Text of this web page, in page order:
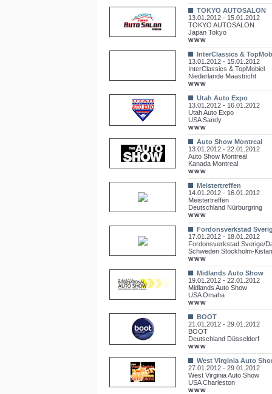
TOKYO AUTOSALON
13.01.2012 - 15.01.2012
TOKYO AUTOSALON
Japan Tokyo
www
InterClassics &
13.01.2012 - 15.01.2012
InterClassics & TopMobiel
Niederlande Maastricht
www
Utah Auto Expo
13.01.2012 - 16.01.2012
Utah Auto Expo
USA Sandy
www
Auto Show Montreal
13.01.2012 - 22.01.2012
Auto Show Montreal
Kanada Montreal
www
Meistertreffen
14.01.2012 - 16.01.2012
Meistertreffen
Deutschland Nürburgring
www
Fordonsverkstad
17.01.2012 - 18.01.2012
Fordonsverkstad Sverige/
Schweden Stockholm-
www
Midlands Auto Show
19.01.2012 - 22.01.2012
Midlands Auto Show
USA Omaha
www
BOOT
21.01.2012 - 29.01.2012
BOOT
Deutschland Düsseldorf
www
West Virginia Auto
27.01.2012 - 29.01.2012
West Virginia Auto Show
USA Charleston
www